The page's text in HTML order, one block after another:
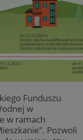
Funduszu
w
w ramach
Pozwoli